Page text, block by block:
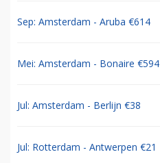
Sep: Amsterdam - Aruba €614
Mei: Amsterdam - Bonaire €594
Jul: Amsterdam - Berlijn €38
Jul: Rotterdam - Antwerpen €21